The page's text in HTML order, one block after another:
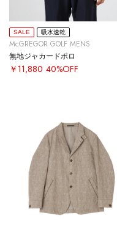
SALE 吸水速乾
McGREGOR GOLF MENS
無地ジャカードポロ
￥11,880 40%OFF